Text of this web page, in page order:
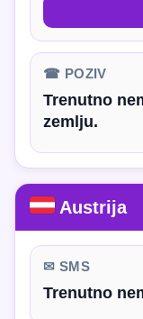
☎ POZIV
Trenutno
zemlju.
Austrija
✉ SMS
Trenutno